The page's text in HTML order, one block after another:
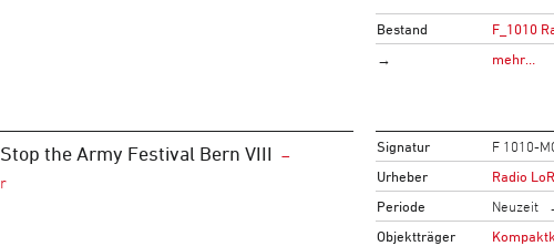
Bestand
F_1010
→
mehr…
Stop the Army Festival Bern VIII Signatur
F 1010-
Urheber
Radio
Periode
Neuzeit
Objektträger